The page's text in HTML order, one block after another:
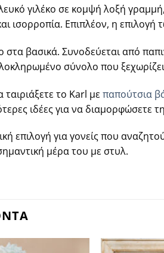
γιλέκο σε κομψή λοξή
ισορροπία. Επιπλέον, η
στα βασικά. Συνοδεύεται από
σύνολο που
ταιριάξετε το Karl με παπούτσια
ιδέες για να διαμορφώσετε
επιλογή για γονείς που
μέρα του με στυλ.